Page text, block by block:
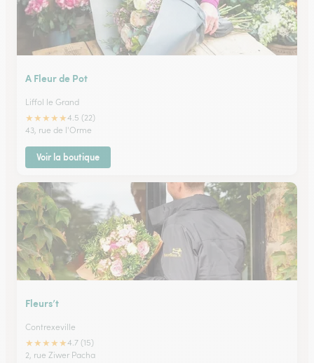
A Fleur de Pot
Liffol le Grand
★★★★★4.5 (22)
43, rue de l'Orme
Voir la boutique
Fleurs’t
Contrexeville
★★★★★4.7 (15)
2, rue Ziwer Pacha